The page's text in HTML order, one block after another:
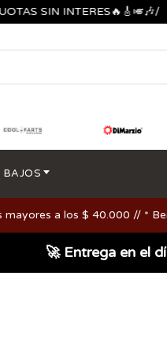
SIN INTERES🔥🎸🎺🎶/
BAJOS
mayores a los $ 40.000 // *
🚀 Entrega en el